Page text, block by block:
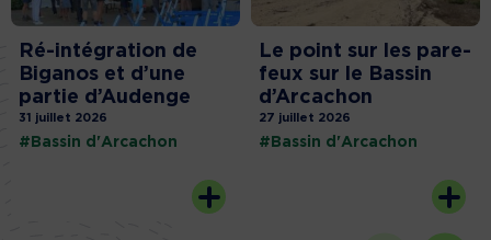
Ré-intégration de
Biganos et d’une
partie d’Audenge
31 juillet 2026
#Bassin d'Arcachon
Le point sur les pare-
feux sur le Bassin
d’Arcachon
27 juillet 2026
#Bassin d'Arcachon